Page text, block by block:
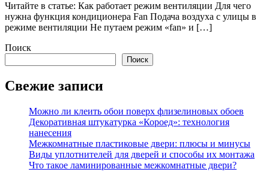
Читайте в статье: Как работает режим вентиляции Для чего
нужна функция кондиционера Fan Подача воздуха с улицы в
режиме вентиляции Не путаем режим «fan» и […]
Поиск
Поиск
Свежие записи
Можно ли клеить обои поверх флизелиновых обоев
Декоративная штукатурка «Короед»: технология
нанесения
Межкомнатные пластиковые двери: плюсы и минусы
Виды уплотнителей для дверей и способы их монтажа
Что такое ламинированные межкомнатные двери?